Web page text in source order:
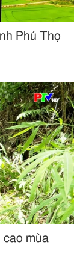
Phú Thọ
cao mùa